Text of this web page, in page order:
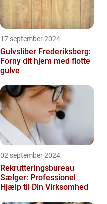
17 september 2024
Gulvsliber Frederiksberg:
Forny dit hjem med flotte
gulve
02 september 2024
Rekrutteringsbureau
Sælger: Professionel
Hjælp til Din Virksomhed